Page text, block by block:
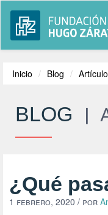
Inicio Blog
BLOG |
¿Qué
1 febrero, 2020 / por